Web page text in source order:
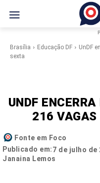
Brasília Educação DF
UnDF
sexta
UNDF
216
Fonte em Foco
Publicado em:7 de julho de
Janaina Lemos